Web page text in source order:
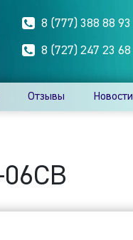
8 (777) 388 88 93
8 (727) 247 23 68
Отзывы Новости